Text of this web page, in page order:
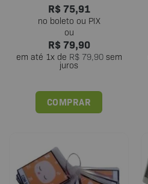
R$75,91
R$79,90
em até 1x de R$79,90sem
juros
COMPRAR
Este
várias
variantes.
As